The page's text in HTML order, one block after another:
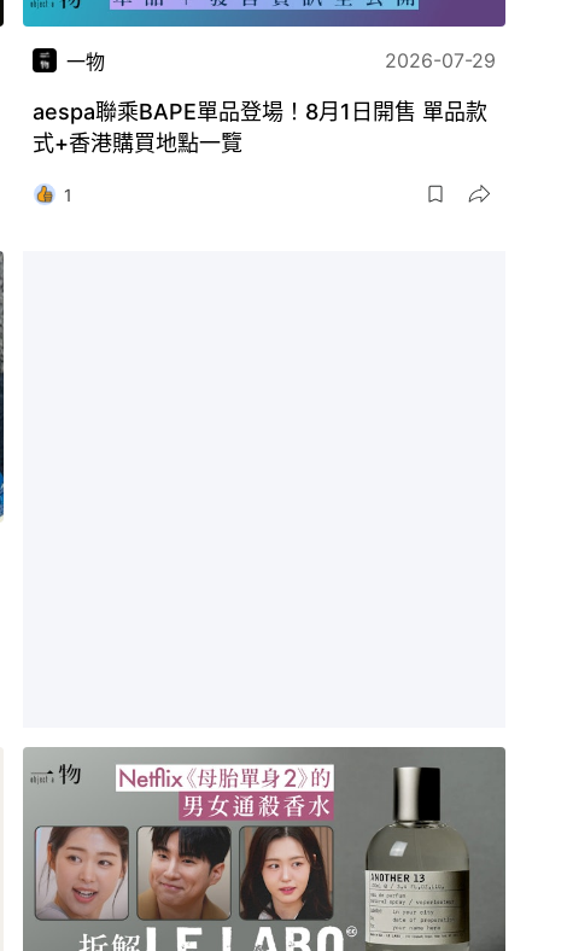
一物 2026-07-29
aespa聯乘BAPE單品登場！8月1日開售 單品款
式+香港購買地點一覽
1